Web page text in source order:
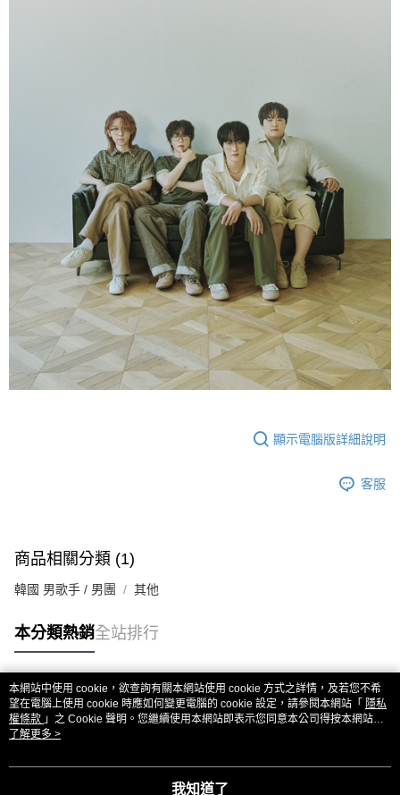
顯示電腦版詳細說明
客服
商品相關分類 (1)
韓國 男歌手 / 男團 其他
本分類熱銷全站排行
熱門標籤
本網站中使用 cookie，欲查詢有關本網站使用 cookie 方式之詳情，及若您不希
望在電腦上使用 cookie 時應如何變更電腦的 cookie 設定，請參閱本網站「 隱私
權條款 」之 Cookie 聲明。您繼續使用本網站即表示您同意本公司得按本網站使
用條款之 Cookie 聲明使用 cookie。
了解更多 >
我知道了